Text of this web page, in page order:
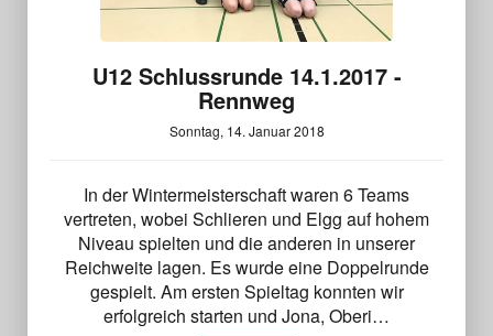
U12 Schlussrunde 14.1.2017 -
Rennweg
Sonntag, 14. Januar 2018
In der Wintermeisterschaft waren 6 Teams
vertreten, wobei Schlieren und Elgg auf hohem
Niveau spielten und die anderen in unserer
Reichweite lagen. Es wurde eine Doppelrunde
gespielt. Am ersten Spieltag konnten wir
erfolgreich starten und Jona, Oberi…